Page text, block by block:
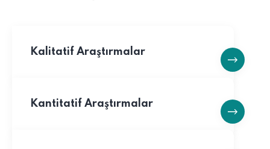
Kalitatif Araştırmalar
Kantitatif Araştırmalar